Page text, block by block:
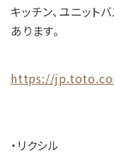
キッチン、ユニット
あります。
https://
・リクシル